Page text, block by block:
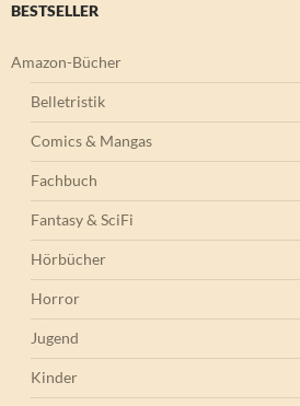
BESTSELLER
Amazon-Bücher
Belletristik
Comics & Mangas
Fachbuch
Fantasy & SciFi
Hörbücher
Horror
Jugend
Kinder